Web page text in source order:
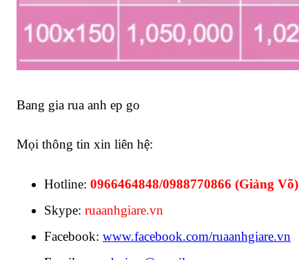
Bang gia rua anh ep go
Mọi thông tin xin liên hệ:
Hotline: 0966464848/0988770866 (Giảng Võ)
Skype: ruaanhgiare.vn
Facebook: www.facebook.com/ruaanhgiare.vn